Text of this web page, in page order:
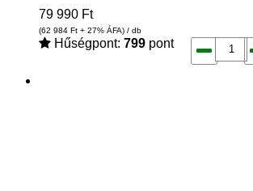
79 990 Ft
(62 984 Ft + 27% ÁFA) / db
Hűségpont: 799 pont